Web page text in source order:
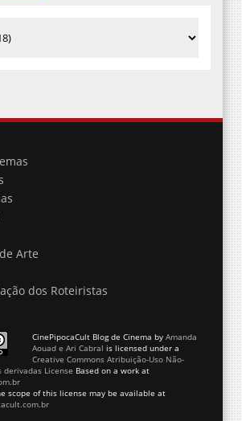
Arte
dos Roteiristas
CinePipocaCult Blog de Cinema by Amanda
Aouad e Ari Cabral is licensed under a
Creative Commons Atribuição-Uso Não-
derivadas License Based on a work at
scope of this license may be available at